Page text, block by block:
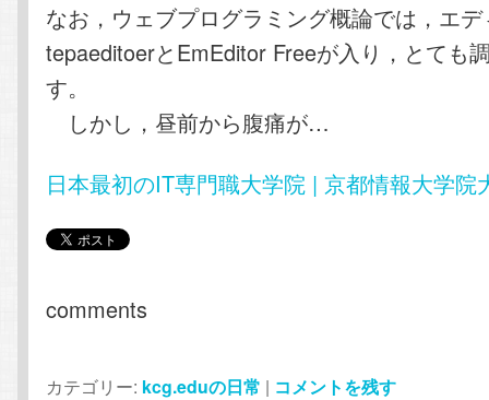
なお，ウェブプログラミング概論では，エ
tepaeditoerとEmEditor Freeが入り，とても
す。
しかし，昼前から腹痛が…
日本最初のIT専門職大学院 | 京都情報大学院
comments
カテゴリー: kcg.eduの日常 | コメントを残す